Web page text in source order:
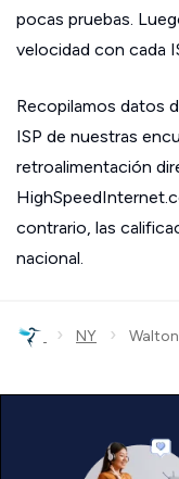
pocas pruebas.
velocidad con cada
Recopilamos datos
ISP de nuestras
retroalimentación
contrario, las
nacional.
› NY › Walton